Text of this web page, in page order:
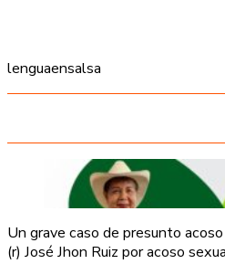
lenguaensalsa
Un grave caso de presunto
(r) José Jhon Ruiz por acoso